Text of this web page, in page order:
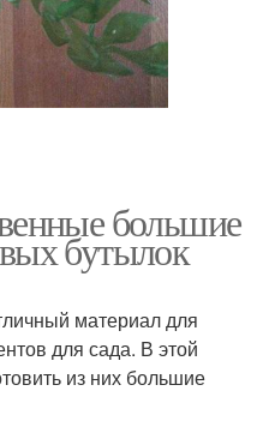
большие
бутылок
материал для
для сада. В этой
из них большие